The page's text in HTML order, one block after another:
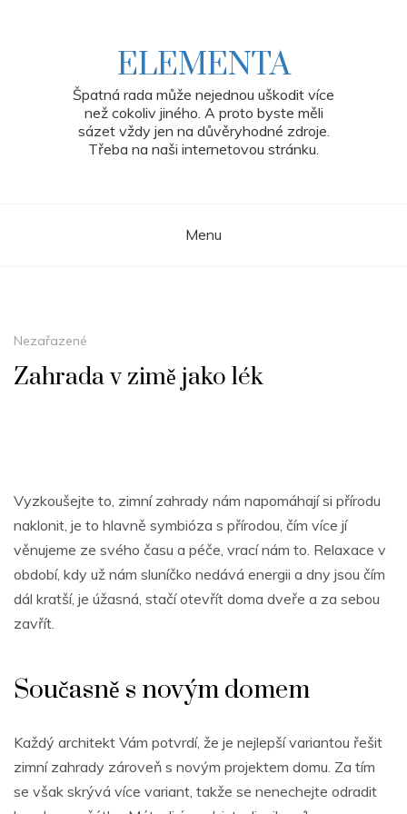
ELEMENTA
Špatná rada může nejednou uškodit více
než cokoliv jiného. A proto byste měli
sázet vždy jen na důvěryhodné zdroje.
Třeba na naši internetovou stránku.
Menu
Nezařazené
Zahrada v zimě jako lék
Vyzkoušejte to, zimní zahrady nám napomáhají si přírodu
naklonit, je to hlavně symbióza s přírodou, čím více jí
věnujeme ze svého času a péče, vrací nám to. Relaxace v
období, kdy už nám sluníčko nedává energii a dny jsou čím
dál kratší, je úžasná, stačí otevřít doma dveře a za sebou
zavřít.
Současně s novým domem
Každý architekt Vám potvrdí, že je nejlepší variantou řešit
zimní zahrady zároveň s novým projektem domu. Za tím
se však skrývá více variant, takže se nenechejte odradit